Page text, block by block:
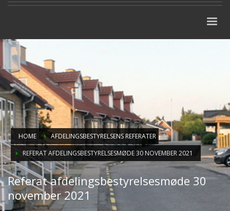
HOME
AFDELINGSBESTYRELSENS REFERATER
REFERAT AFDELINGSBESTYRELSESMØDE 30 NOVEMBER 2021
Referat afdelingsbestyrelsesmøde 30
november 2021